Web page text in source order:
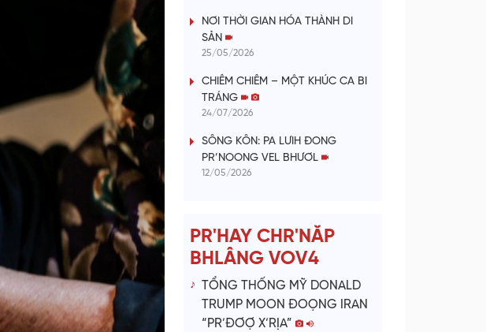
y
i
e
NƠI THỜI GIAN HÓA THÀNH DI
SẢN
25/05/2026
CHIÊM CHIÊM – MỘT KHÚC CA BI
TRÁNG
24/07/2026
SÔNG KÔN: PA LƯIH ĐONG
PR’NOONG VEL BHƯƠL
12/05/2026
PR'HAY CHR'NĂP
BHLÂNG VOV4
TỔNG THỐNG MỸ DONALD
TRUMP MOON ĐOỌNG IRAN
“PR’ĐƠỢ X’RỊA”